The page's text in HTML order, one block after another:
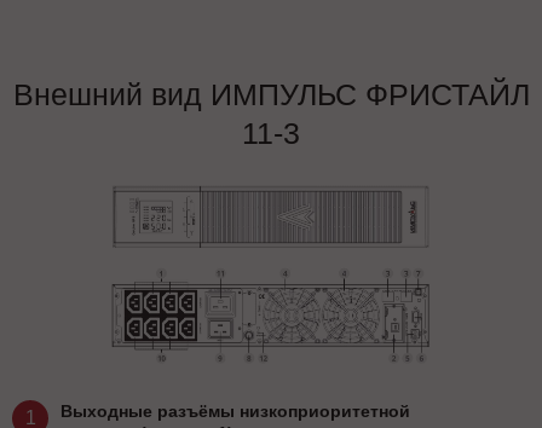
Внешний вид ИМПУЛЬС ФРИСТАЙЛ
11-3
1
Выходные разъёмы низкоприоритетной